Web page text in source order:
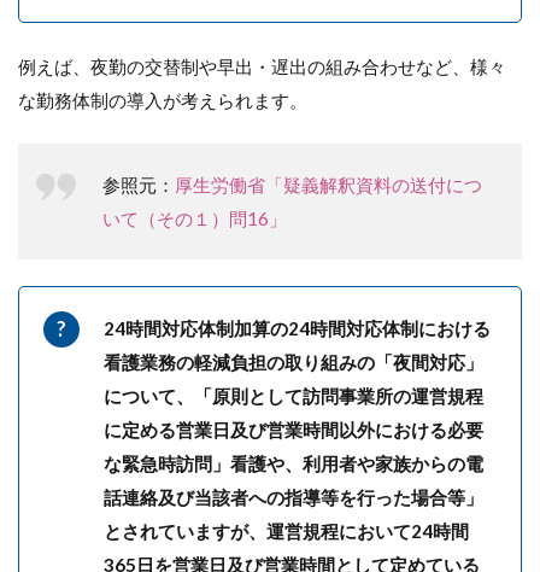
例えば、夜勤の交替制や早出・遅出の組み合わせなど、様々
な勤務体制の導入が考えられます。
参照元： 厚生労働省「疑義解釈資料の送付につ
いて（その１）問16」
24時間対応体制加算の24時間対応体制における
看護業務の軽減負担の取り組みの「夜間対応」
について、「原則として訪問事業所の運営規程
に定める営業日及び営業時間以外における必要
な緊急時訪問」看護や、利用者や家族からの電
話連絡及び当該者への指導等を行った場合等」
とされていますが、運営規程において24時間
365日を営業日及び営業時間として定めている